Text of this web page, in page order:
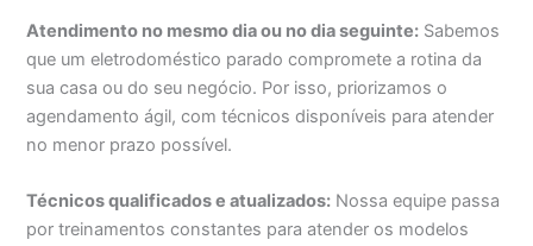
Atendimento no mesmo dia ou no dia seguinte: Sabemos
que um eletrodoméstico parado compromete a rotina da
sua casa ou do seu negócio. Por isso, priorizamos o
agendamento ágil, com técnicos disponíveis para atender
no menor prazo possível.
Técnicos qualificados e atualizados: Nossa equipe passa
por treinamentos constantes para atender os modelos